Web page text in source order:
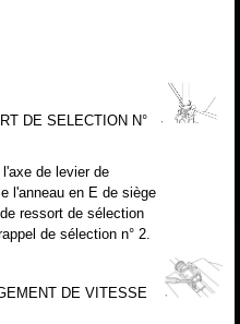
DE SELECTION N°
de levier de
l'anneau en E de siège
ressort de sélection
de sélection n° 2.
DE VITESSE